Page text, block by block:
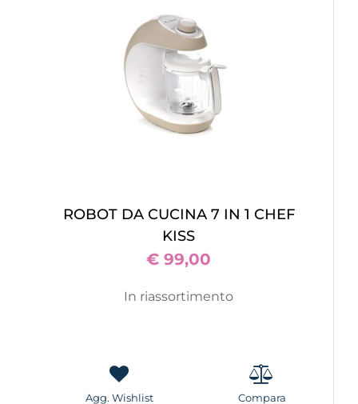
ROBOT DA CUCINA 7 IN 1 CHEF
KISS
€ 99,00
In riassortimento
Agg. Wishlist Compara